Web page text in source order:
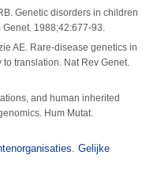
Genetic disorders in children
1988;42:677-93.
AE. Rare-disease genetics in
translation. Nat Rev Genet.
and human inherited
Hum Mutat.
Gelijke